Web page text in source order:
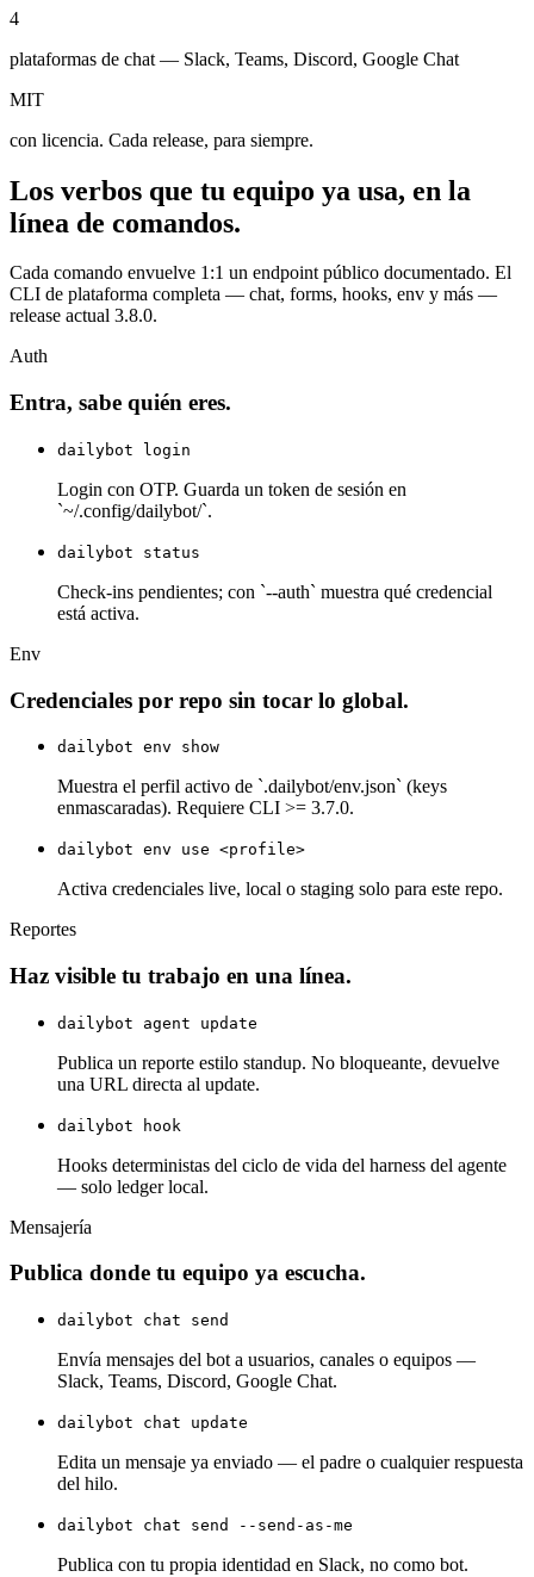
4
plataformas de chat — Slack, Teams, Discord, Google Chat
MIT
con licencia. Cada release, para siempre.
Los verbos que tu equipo ya usa, en la
línea de comandos.
Cada comando envuelve 1:1 un endpoint público documentado. El
CLI de plataforma completa — chat, forms, hooks, env y más —
release actual 3.8.0.
Auth
Entra, sabe quién eres.
dailybot login
Login con OTP. Guarda un token de sesión en
`~/.config/dailybot/`.
dailybot status
Check-ins pendientes; con `--auth` muestra qué credencial
está activa.
Env
Credenciales por repo sin tocar lo global.
dailybot env show
Muestra el perfil activo de `.dailybot/env.json` (keys
enmascaradas). Requiere CLI >= 3.7.0.
dailybot env use <profile>
Activa credenciales live, local o staging solo para este repo.
Reportes
Haz visible tu trabajo en una línea.
dailybot agent update
Publica un reporte estilo standup. No bloqueante, devuelve
una URL directa al update.
dailybot hook
Hooks deterministas del ciclo de vida del harness del agente
— solo ledger local.
Mensajería
Publica donde tu equipo ya escucha.
dailybot chat send
Envía mensajes del bot a usuarios, canales o equipos —
Slack, Teams, Discord, Google Chat.
dailybot chat update
Edita un mensaje ya enviado — el padre o cualquier respuesta
del hilo.
dailybot chat send --send-as-me
Publica con tu propia identidad en Slack, no como bot.